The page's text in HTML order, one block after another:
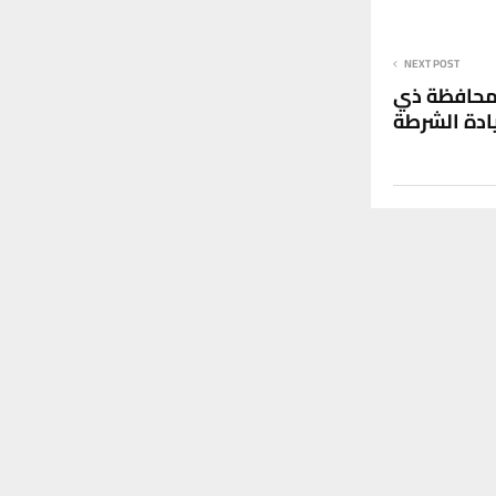
NEXT POST
ذي
الشرطة